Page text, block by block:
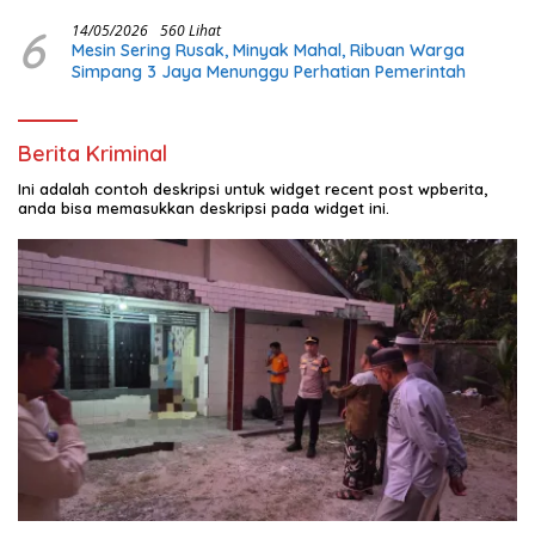
6 14/05/2026 560 Lihat
Mesin Sering Rusak, Minyak Mahal, Ribuan Warga
Simpang 3 Jaya Menunggu Perhatian Pemerintah
Berita Kriminal
Ini adalah contoh deskripsi untuk widget recent post wpberita,
anda bisa memasukkan deskripsi pada widget ini.